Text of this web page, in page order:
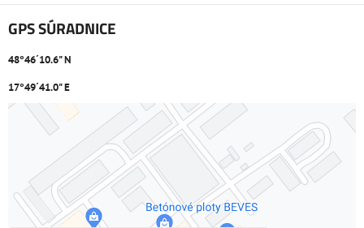
GPS SÚRADNICE
48°46´10.6" N
17°49´41.0" E
Externý obsah je blokovaný Voľbami súkromia
Prajete si načítať externý obsah?